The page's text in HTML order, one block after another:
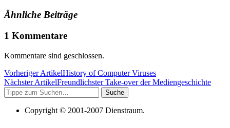
Ähnliche Beiträge
1 Kommentare
Kommentare sind geschlossen.
Vorheriger ArtikelHistory of Computer Viruses
Nächster ArtikelFreundlichster Take-over der Mediengeschichte
Suche
Copyright © 2001-2007 Dienstraum.